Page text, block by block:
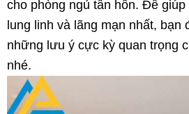
cho phòng ngủ tân hôn. Để
lung linh và lãng mạn nhất, bạn
những lưu ý cực kỳ quan trọng
nhé.